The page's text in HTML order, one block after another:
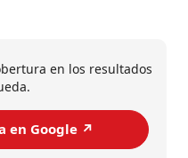
en los resultados
en Google ↗️